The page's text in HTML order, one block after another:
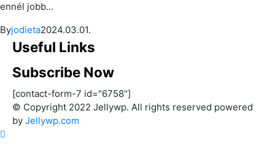
ennél jobb...
Byjodieta2024.03.01.
Useful Links
Subscribe Now
[contact-form-7 id="6758"]
© Copyright 2022 Jellywp. All rights reserved powered
by Jellywp.com